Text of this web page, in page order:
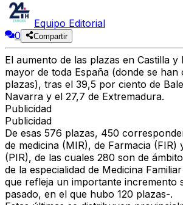
Equipo Editorial
0
Compartir
El aumento de las plazas en Castilla
mayor de toda España (donde se han
plazas), tras el 39,5 por ciento de
Navarra y el 27,7 de Extremadura.
Publicidad
Publicidad
De esas 576 plazas, 450
de medicina (MIR), de Farmacia (FIR)
(PIR), de las cuales 280 son de
de la especialidad de Medicina
que refleja un importante incremento
pasado, en el que hubo 120 plazas-.